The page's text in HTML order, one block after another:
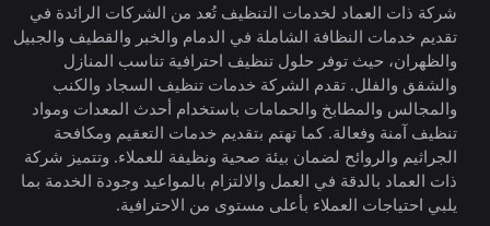
شركة ذات العماد لخدمات التنظيف تُعد من الشركات الرائدة في
تقديم خدمات النظافة الشاملة في الدمام والخبر والقطيف والجبيل
والظهران، حيث توفر حلول تنظيف احترافية تناسب المنازل
والشقق والفلل. تقدم الشركة خدمات تنظيف السجاد والكنب
والمجالس والمطابخ والحمامات باستخدام أحدث المعدات ومواد
تنظيف آمنة وفعالة. كما تهتم بتقديم خدمات التعقيم ومكافحة
الجراثيم والروائح لضمان بيئة صحية ونظيفة للعملاء. وتتميز شركة
ذات العماد بالدقة في العمل والالتزام بالمواعيد وجودة الخدمة بما
يلبي احتياجات العملاء بأعلى مستوى من الاحترافية.